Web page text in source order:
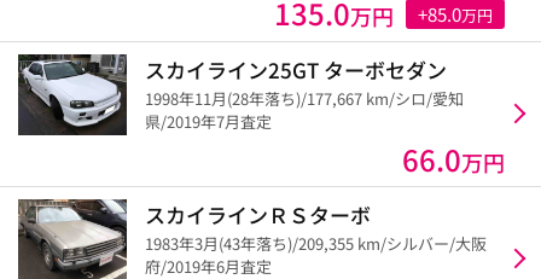
135.0万円 +85.0万円
スカイライン25GT ターボセダン
1998年11月(28年落ち)/177,667 km/シロ/愛知
県/2019年7月査定
66.0万円
スカイラインＲＳターボ
1983年3月(43年落ち)/209,355 km/シルバー/大阪
府/2019年6月査定